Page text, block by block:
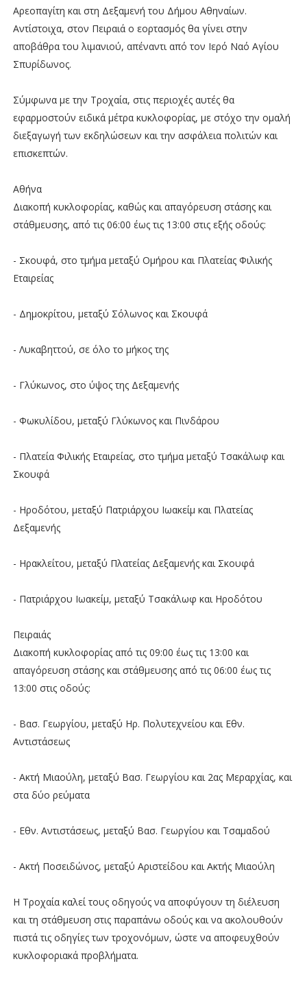
Αρεοπαγίτη και στη Δεξαμενή του Δήμου Αθηναίων.
Αντίστοιχα, στον Πειραιά ο εορτασμός θα γίνει στην
αποβάθρα του λιμανιού, απέναντι από τον Ιερό Ναό Αγίου
Σπυρίδωνος.
Σύμφωνα με την Τροχαία, στις περιοχές αυτές θα
εφαρμοστούν ειδικά μέτρα κυκλοφορίας, με στόχο την ομαλή
διεξαγωγή των εκδηλώσεων και την ασφάλεια πολιτών και
επισκεπτών.
Αθήνα
Διακοπή κυκλοφορίας, καθώς και απαγόρευση στάσης και
στάθμευσης, από τις 06:00 έως τις 13:00 στις εξής οδούς:
- Σκουφά, στο τμήμα μεταξύ Ομήρου και Πλατείας Φιλικής
Εταιρείας
- Δημοκρίτου, μεταξύ Σόλωνος και Σκουφά
- Λυκαβηττού, σε όλο το μήκος της
- Γλύκωνος, στο ύψος της Δεξαμενής
- Φωκυλίδου, μεταξύ Γλύκωνος και Πινδάρου
- Πλατεία Φιλικής Εταιρείας, στο τμήμα μεταξύ Τσακάλωφ και
Σκουφά
- Ηροδότου, μεταξύ Πατριάρχου Ιωακείμ και Πλατείας
Δεξαμενής
- Ηρακλείτου, μεταξύ Πλατείας Δεξαμενής και Σκουφά
- Πατριάρχου Ιωακείμ, μεταξύ Τσακάλωφ και Ηροδότου
Πειραιάς
Διακοπή κυκλοφορίας από τις 09:00 έως τις 13:00 και
απαγόρευση στάσης και στάθμευσης από τις 06:00 έως τις
13:00 στις οδούς:
- Βασ. Γεωργίου, μεταξύ Ηρ. Πολυτεχνείου και Εθν.
Αντιστάσεως
- Ακτή Μιαούλη, μεταξύ Βασ. Γεωργίου και 2ας Μεραρχίας, και
στα δύο ρεύματα
- Εθν. Αντιστάσεως, μεταξύ Βασ. Γεωργίου και Τσαμαδού
- Ακτή Ποσειδώνος, μεταξύ Αριστείδου και Ακτής Μιαούλη
Η Τροχαία καλεί τους οδηγούς να αποφύγουν τη διέλευση
και τη στάθμευση στις παραπάνω οδούς και να ακολουθούν
πιστά τις οδηγίες των τροχονόμων, ώστε να αποφευχθούν
κυκλοφοριακά προβλήματα.